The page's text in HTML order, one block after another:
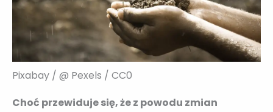
Pixabay / @ Pexels / CC0
Choć przewiduje się, że z powodu zmian